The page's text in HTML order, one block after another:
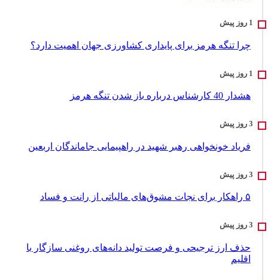
چرا تنگه هرمز برای پایداری کشاورزی جهان اهمیت دارد؟
هشدار 40 کارشناس درباره باز شدن تنگه هرمز
فریاد خونخواهی رهبر شهید در راهپیمایی جاماندگان اربعین
۵ راهکار برای نجات مشوق‌های مالیاتی از رانت و فساد
حذف ارز ترجیحی و فرصت تولید دانه‌های روغنی سازگار با
اقلیم